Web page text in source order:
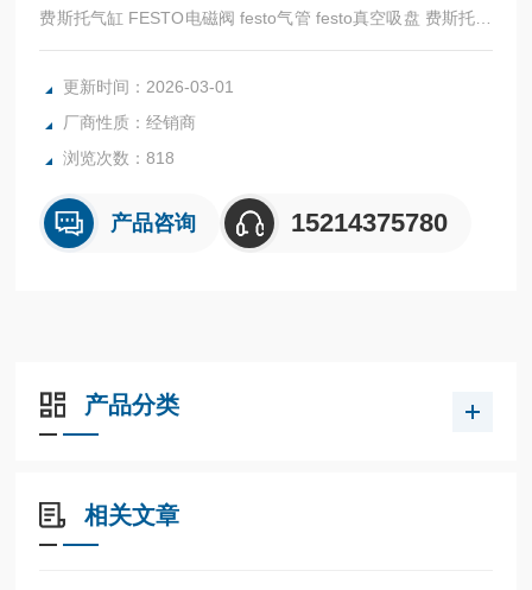
费斯托气缸 FESTO电磁阀 festo气管 festo真空吸盘 费斯托过
滤器 费斯托油雾器 FESTO传感器 FESTO代理
全系列产品大量现货请咨询上海茂硕机械设备有限公司
更新时间：2026-03-01
厂商性质：经销商
浏览次数：818
产品咨询 15214375780
产品分类
相关文章